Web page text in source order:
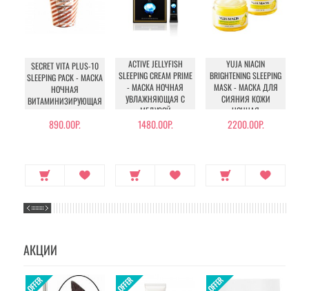
SECRET VITA PLUS-10
SLEEPING PACK - МАСКА
НОЧНАЯ
ВИТАМИНИЗИРУЮЩАЯ
890.00Р.
ACTIVE JELLYFISH
SLEEPING CREAM PRIME
- МАСКА НОЧНАЯ
УВЛАЖНЯЮЩАЯ С
МЕДУЗОЙ
1480.00Р.
YUJA NIACIN
BRIGHTENING SLEEPING
MASK - МАСКА ДЛЯ
СИЯНИЯ КОЖИ
НОЧНАЯ
2200.00Р.
АКЦИИ